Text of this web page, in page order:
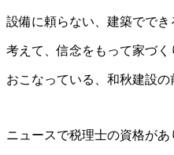
設備に頼らない、建築ででき
考えて、信念をもって家づく
おこなっている、和秋建設の
ニュースで税理士の資格があ